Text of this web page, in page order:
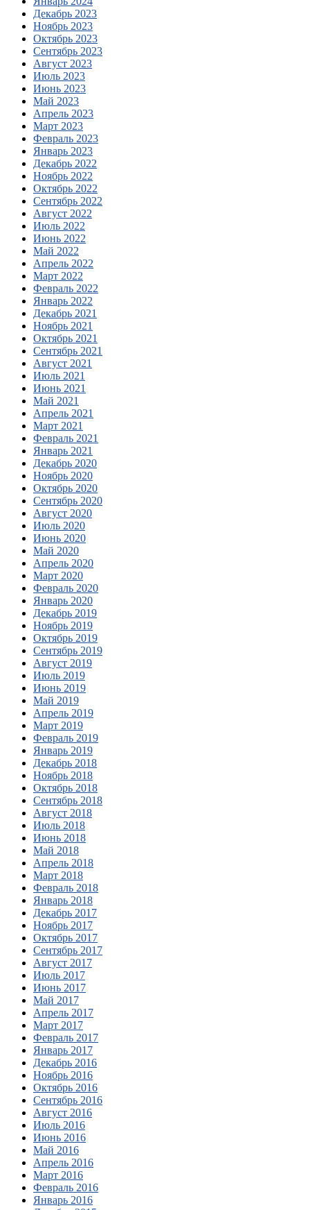
Декабрь 2023
Ноябрь 2023
Октябрь 2023
Сентябрь 2023
Август 2023
Июль 2023
Июнь 2023
Май 2023
Апрель 2023
Март 2023
Февраль 2023
Январь 2023
Декабрь 2022
Ноябрь 2022
Октябрь 2022
Сентябрь 2022
Август 2022
Июль 2022
Июнь 2022
Май 2022
Апрель 2022
Март 2022
Февраль 2022
Январь 2022
Декабрь 2021
Ноябрь 2021
Октябрь 2021
Сентябрь 2021
Август 2021
Июль 2021
Июнь 2021
Май 2021
Апрель 2021
Март 2021
Февраль 2021
Январь 2021
Декабрь 2020
Ноябрь 2020
Октябрь 2020
Сентябрь 2020
Август 2020
Июль 2020
Июнь 2020
Май 2020
Апрель 2020
Март 2020
Февраль 2020
Январь 2020
Декабрь 2019
Ноябрь 2019
Октябрь 2019
Сентябрь 2019
Август 2019
Июль 2019
Июнь 2019
Май 2019
Апрель 2019
Март 2019
Февраль 2019
Январь 2019
Декабрь 2018
Ноябрь 2018
Октябрь 2018
Сентябрь 2018
Август 2018
Июль 2018
Июнь 2018
Май 2018
Апрель 2018
Март 2018
Февраль 2018
Январь 2018
Декабрь 2017
Ноябрь 2017
Октябрь 2017
Сентябрь 2017
Август 2017
Июль 2017
Июнь 2017
Май 2017
Апрель 2017
Март 2017
Февраль 2017
Январь 2017
Декабрь 2016
Ноябрь 2016
Октябрь 2016
Сентябрь 2016
Август 2016
Июль 2016
Июнь 2016
Май 2016
Апрель 2016
Март 2016
Февраль 2016
Январь 2016